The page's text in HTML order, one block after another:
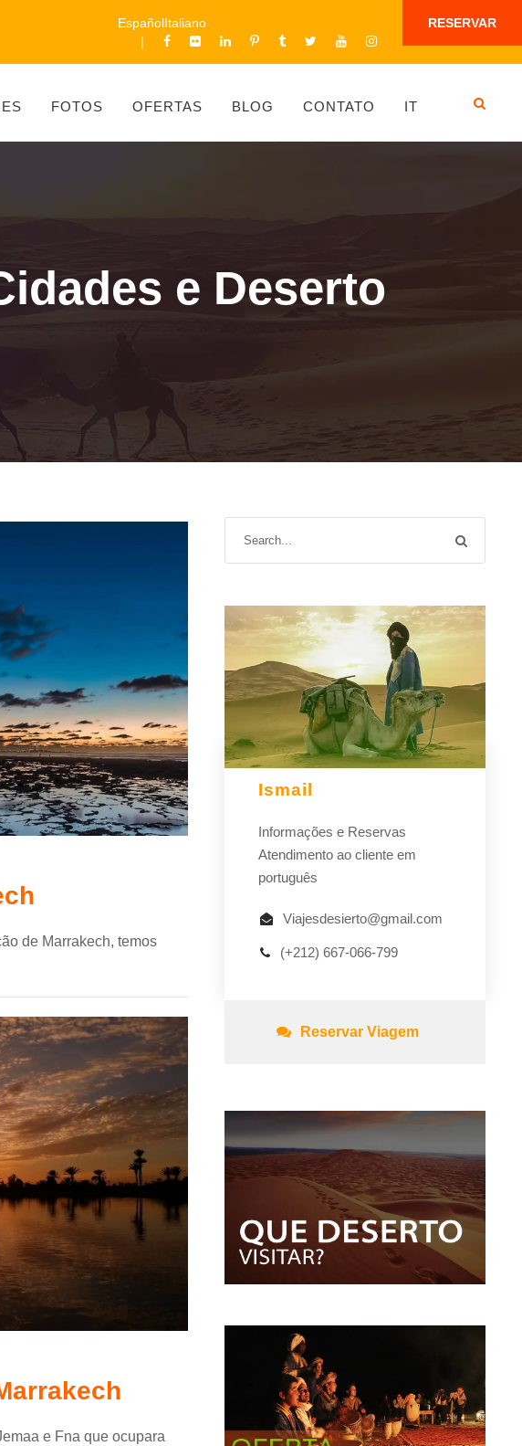
RESERVAR
EspañolItaliano
FOTOS OFERTAS BLOG CONTATO IT
e Deserto
de Marrakech, temos
e Fna que ocupara
Ismail
Informações e Reservas
Atendimento ao cliente em
português
Viajesdesierto@gmail.com
(+212) 667-066-799
Reservar Viagem